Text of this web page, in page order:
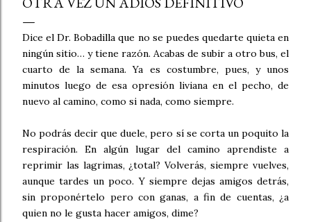
Dice el Dr. Bobadilla que no se puedes quedarte quieta en
ningún sitio… y tiene razón. Acabas de subir a otro bus, el
cuarto de la semana. Ya es costumbre, pues, y unos
minutos luego de esa opresión liviana en el pecho, de
nuevo al camino, como si nada, como siempre.
No podrás decir que duele, pero sí se corta un poquito la
respiración. En algún lugar del camino aprendiste a
reprimir las lagrimas, ¿total? Volverás, siempre vuelves,
aunque tardes un poco. Y siempre dejas amigos detrás,
sin proponértelo pero con ganas, a fin de cuentas, ¿a
quien no le gusta hacer amigos, dime?